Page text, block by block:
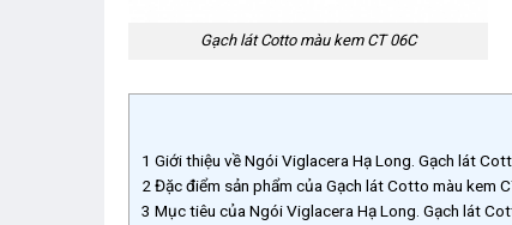
Gạch lát Cotto màu kem CT 06C
1 Giới thiệu về Ngói Viglacera Hạ Long. Gạch lát
2 Đặc điểm sản phẩm của Gạch lát Cotto màu kem
3 Mục tiêu của Ngói Viglacera Hạ Long. Gạch lát